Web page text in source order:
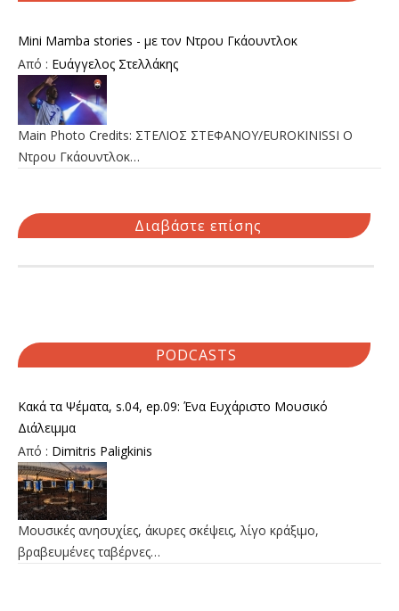
Mini Mamba stories - με τον Ντρου Γκάουντλοκ
Από : Ευάγγελος Στελλάκης
Main Photo Credits: ΣΤΕΛΙΟΣ ΣΤΕΦΑΝΟΥ/EUROKINISSI Ο
Ντρου Γκάουντλοκ…
Διαβάστε επίσης
PODCASTS
Κακά τα Ψέματα, s.04, ep.09: Ένα Ευχάριστο Μουσικό
Διάλειμμα
Από : Dimitris Paligkinis
Μουσικές ανησυχίες, άκυρες σκέψεις, λίγο κράξιμο,
βραβευμένες ταβέρνες…